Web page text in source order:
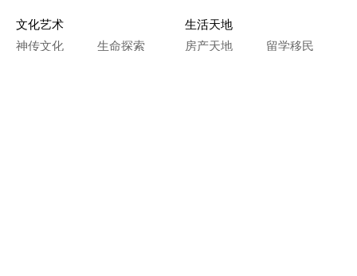
文化艺术
神传文化
生命探索
生活天地
房产天地
留学移民